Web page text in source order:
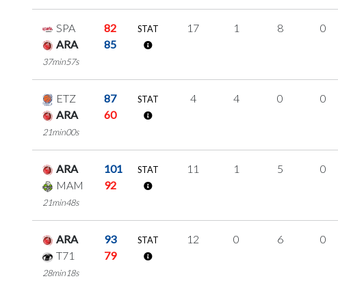
SPA
82
ARA
85
37min57s
STAT 17 1 8 0
ETZ
87
ARA
60
21min00s
STAT 4 4 0 0
ARA
101
MAM
92
21min48s
STAT 11 1 5 0
ARA
93
T71
79
28min18s
STAT 12 0 6 0